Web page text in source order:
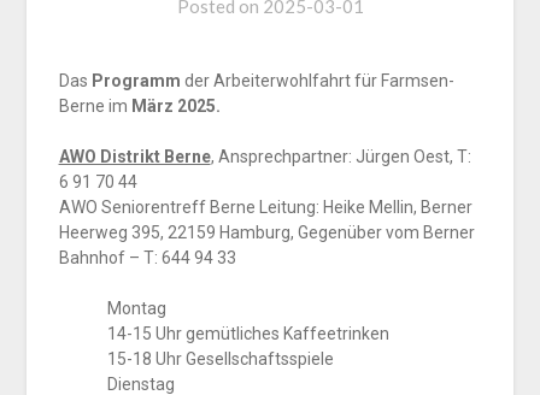
Posted on 2025-03-01
Das Programm der Arbeiterwohlfahrt für Farmsen-
Berne im März 2025.
AWO Distrikt Berne, Ansprechpartner: Jürgen Oest, T:
6 91 70 44
AWO Seniorentreff Berne Leitung: Heike Mellin, Berner
Heerweg 395, 22159 Hamburg, Gegenüber vom Berner
Bahnhof – T: 644 94 33
Montag
14-15 Uhr gemütliches Kaffeetrinken
15-18 Uhr Gesellschaftsspiele
Dienstag